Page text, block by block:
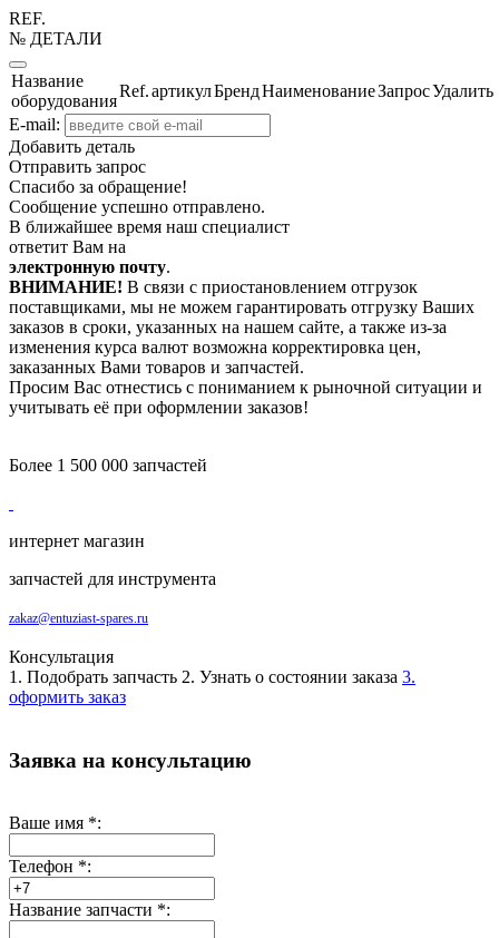
REF.
№ ДЕТАЛИ
Название
оборудования
Ref.артикулБрендНаименованиеЗапросУдалить
E-mail:
Добавить деталь
Отправить запрос
Спасибо за обращение!
Сообщение успешно отправлено.
В ближайшее время наш специалист
ответит Вам на
электронную почту.
ВНИМАНИЕ! В связи с приостановлением отгрузок
поставщиками, мы не можем гарантировать отгрузку Ваших
заказов в сроки, указанных на нашем сайте, а также из-за
изменения курса валют возможна корректировка цен,
заказанных Вами товаров и запчастей.
Просим Вас отнестись с пониманием к рыночной ситуации и
учитывать её при оформлении заказов!
Более 1 500 000 запчастей
интернет магазин
запчастей для инструмента
zakaz@entuziast-spares.ru
Консультация
1. Подобрать запчасть 2. Узнать о состоянии заказа 3.
оформить заказ
Заявка на консультацию
Ваше имя *:
Телефон *:
Название запчасти *: